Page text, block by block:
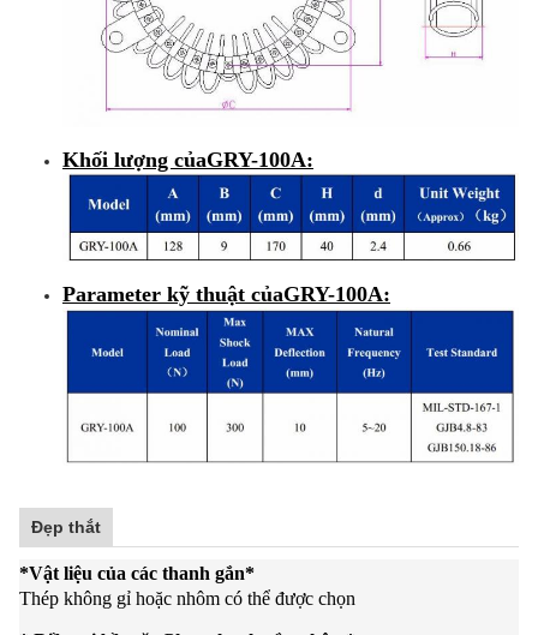
Khối lượng củaGRY-100A:
Parameter kỹ thuật củaGRY-100A:
Đẹp thắt
*Vật liệu của các thanh gắn*
Thép không gỉ hoặc nhôm có thể được chọn